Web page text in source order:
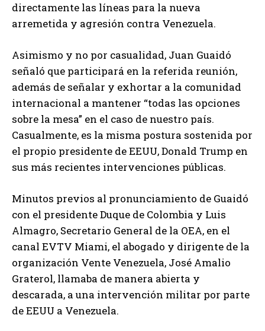
directamente las líneas para la nueva
arremetida y agresión contra Venezuela.
Asimismo y no por casualidad, Juan Guaidó
señaló que participará en la referida reunión,
además de señalar y exhortar a la comunidad
internacional a mantener “todas las opciones
sobre la mesa” en el caso de nuestro país.
Casualmente, es la misma postura sostenida por
el propio presidente de EEUU, Donald Trump en
sus más recientes intervenciones públicas.
Minutos previos al pronunciamiento de Guaidó
con el presidente Duque de Colombia y Luis
Almagro, Secretario General de la OEA, en el
canal EVTV Miami, el abogado y dirigente de la
organización Vente Venezuela, José Amalio
Graterol, llamaba de manera abierta y
descarada, a una intervención militar por parte
de EEUU a Venezuela.